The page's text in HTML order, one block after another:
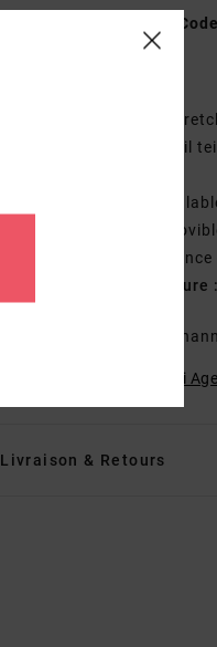
Matière
Teinture : Rayures fil
liens
Système de fermeture :
10%
Traçabilité du produit (Loi
Livraison & Retours